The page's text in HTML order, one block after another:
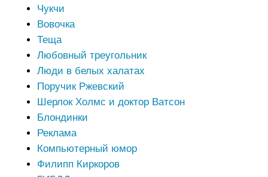
Чукчи
Вовочка
Теща
Любовный треугольник
Люди в белых халатах
Поручик Ржевский
Шерлок Холмс и доктор Ватсон
Блондинки
Реклама
Компьютерный юмор
Филипп Киркоров